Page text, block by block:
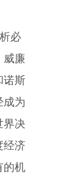
必
威廉
诺斯
成为
界决
经济
的机